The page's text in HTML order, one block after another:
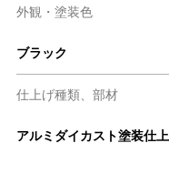
外観・塗装色
ブラック
仕上げ種類、部材
アルミダイカスト塗装仕上